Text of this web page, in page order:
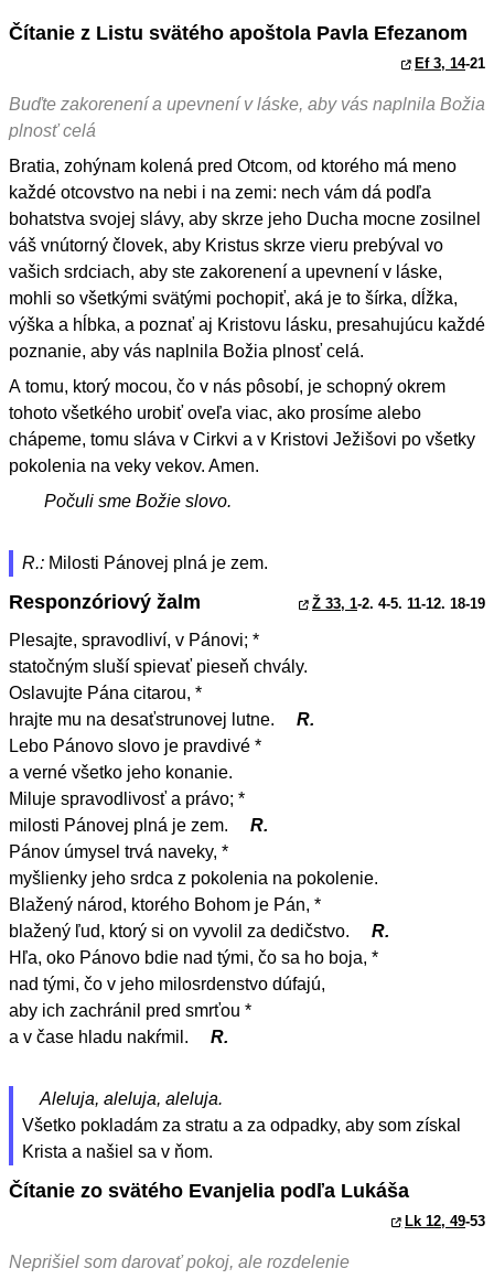
Čítanie z Listu svätého apoštola Pavla Efezanom
Ef 3, 14-21
Buďte zakorenení a upevnení v láske, aby vás naplnila Božia
plnosť celá
Bratia, zohýnam kolená pred Otcom, od ktorého má meno
každé otcovstvo na nebi i na zemi: nech vám dá podľa
bohatstva svojej slávy, aby skrze jeho Ducha mocne zosilnel
váš vnútorný človek, aby Kristus skrze vieru prebýval vo
vašich srdciach, aby ste zakorenení a upevnení v láske,
mohli so všetkými svätými pochopiť, aká je to šírka, dĺžka,
výška a hĺbka, a poznať aj Kristovu lásku, presahujúcu každé
poznanie, aby vás naplnila Božia plnosť celá.
A tomu, ktorý mocou, čo v nás pôsobí, je schopný okrem
tohoto všetkého urobiť oveľa viac, ako prosíme alebo
chápeme, tomu sláva v Cirkvi a v Kristovi Ježišovi po všetky
pokolenia na veky vekov. Amen.
Počuli sme Božie slovo.
R.: Milosti Pánovej plná je zem.
Responzóriový žalm Ž 33, 1-2. 4-5. 11-12. 18-19
Plesajte, spravodliví, v Pánovi; *
statočným sluší spievať pieseň chvály.
Oslavujte Pána citarou, *
hrajte mu na desaťstrunovej lutne.
R.
Lebo Pánovo slovo je pravdivé *
a verné všetko jeho konanie.
Miluje spravodlivosť a právo; *
milosti Pánovej plná je zem.
R.
Pánov úmysel trvá naveky, *
myšlienky jeho srdca z pokolenia na pokolenie.
Blažený národ, ktorého Bohom je Pán, *
blažený ľud, ktorý si on vyvolil za dedičstvo.
R.
Hľa, oko Pánovo bdie nad tými, čo sa ho boja, *
nad tými, čo v jeho milosrdenstvo dúfajú,
aby ich zachránil pred smrťou *
a v čase hladu nakŕmil.
R.
Aleluja, aleluja, aleluja.
Všetko pokladám za stratu a za odpadky, aby som získal
Krista a našiel sa v ňom.
Čítanie zo svätého Evanjelia podľa Lukáša
Lk 12, 49-53
Neprišiel som darovať pokoj, ale rozdelenie